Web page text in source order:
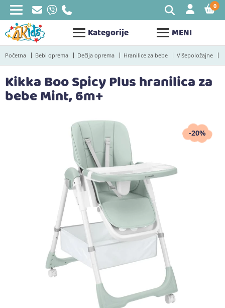
Kategorije MENI
0
Početna Bebi oprema Dečija oprema Hranilice za bebe Višepoložajne
Kikka Boo Spicy Plus hranilica za
bebe Mint, 6m+
-20%